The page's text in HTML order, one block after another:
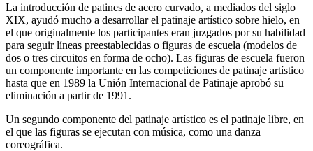
La introducción de patines de acero curvado, a mediados del siglo
XIX, ayudó mucho a desarrollar el patinaje artístico sobre hielo, en
el que originalmente los participantes eran juzgados por su habilidad
para seguir líneas preestablecidas o figuras de escuela (modelos de
dos o tres circuitos en forma de ocho). Las figuras de escuela fueron
un componente importante en las competiciones de patinaje artístico
hasta que en 1989 la Unión Internacional de Patinaje aprobó su
eliminación a partir de 1991.
Un segundo componente del patinaje artístico es el patinaje libre, en
el que las figuras se ejecutan con música, como una danza
coreográfica.